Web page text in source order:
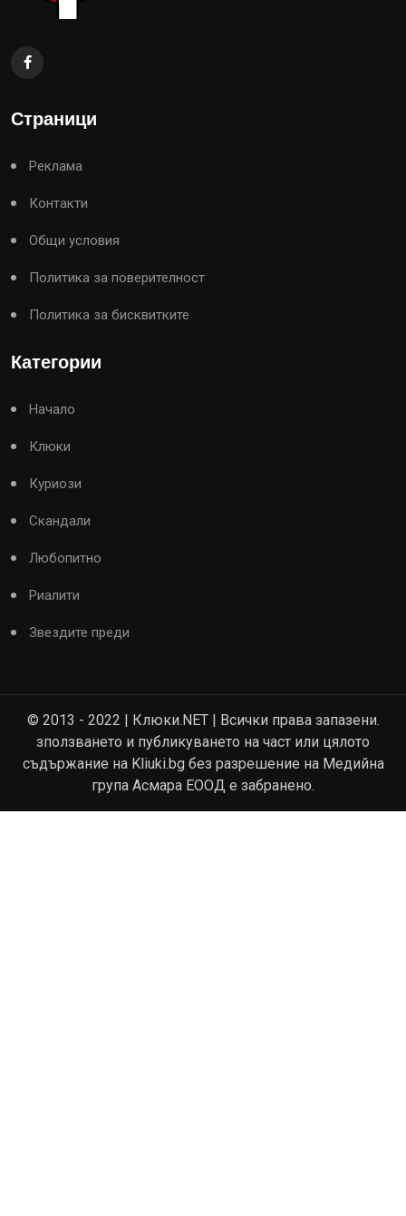
Страници
Реклама
Контакти
Общи условия
Политика за поверителност
Политика за бисквитките
Категории
Начало
Клюки
Куриози
Скандали
Любопитно
Риалити
Звездите преди
© 2013 - 2022 | Клюки.NET | Всички права запазени.
зползването и публикуването на част или цялото
съдържание на Kliuki.bg без разрешение на Медийна
група Асмара ЕООД е забранено.